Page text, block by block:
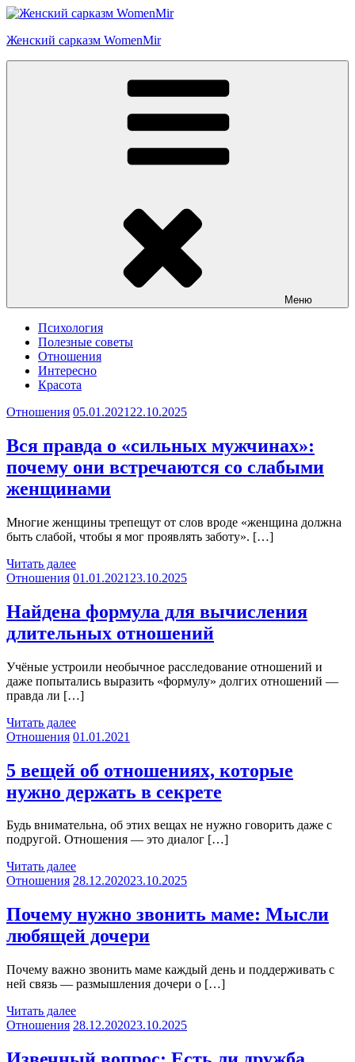
Перейти
содержимому
Женский сарказм WomenMir
Меню
Психология
Полезные советы
Отношения
Интересно
Красота
Отношения 05.01.2021 22.10.2025
Вся правда о «сильных мужчинах»:
почему они встречаются со слабыми
женщинами
Многие женщины трепещут от слов вроде «женщина должна
быть слабой, чтобы я мог проявлять заботу». […]
Читать далее
Отношения 01.01.2021 23.10.2025
Найдена формула для вычисления
длительных отношений
Учёные устроили необычное расследование отношений и
даже попытались выразить «формулу» долгих отношений —
правда ли […]
Читать далее
Отношения 01.01.2021
5 вещей об отношениях, которые
нужно держать в секрете
Будь внимательна, об этих вещах не нужно говорить даже с
подругой. Отношения — это диалог […]
Читать далее
Отношения 28.12.202023.10.2025
Почему нужно звонить маме: Мысли
любящей дочери
Почему важно звонить маме каждый день и поддерживать с
ней связь — размышления дочери о […]
Читать далее
Отношения 28.12.202023.10.2025